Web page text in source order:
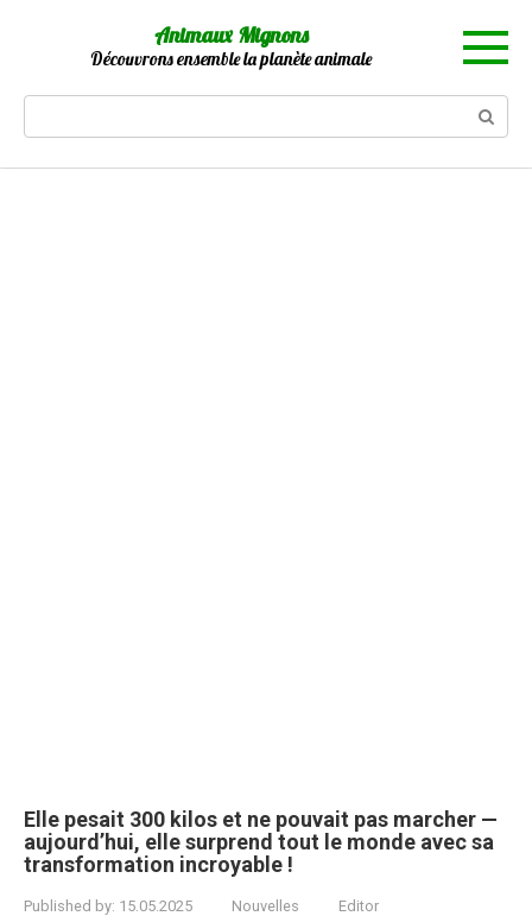
Animaux Mignons
Découvrons ensemble la planète animale
Elle pesait 300 kilos et ne pouvait pas marcher —
aujourd’hui, elle surprend tout le monde avec sa
transformation incroyable !
Published by: 15.05.2025 Nouvelles Editor